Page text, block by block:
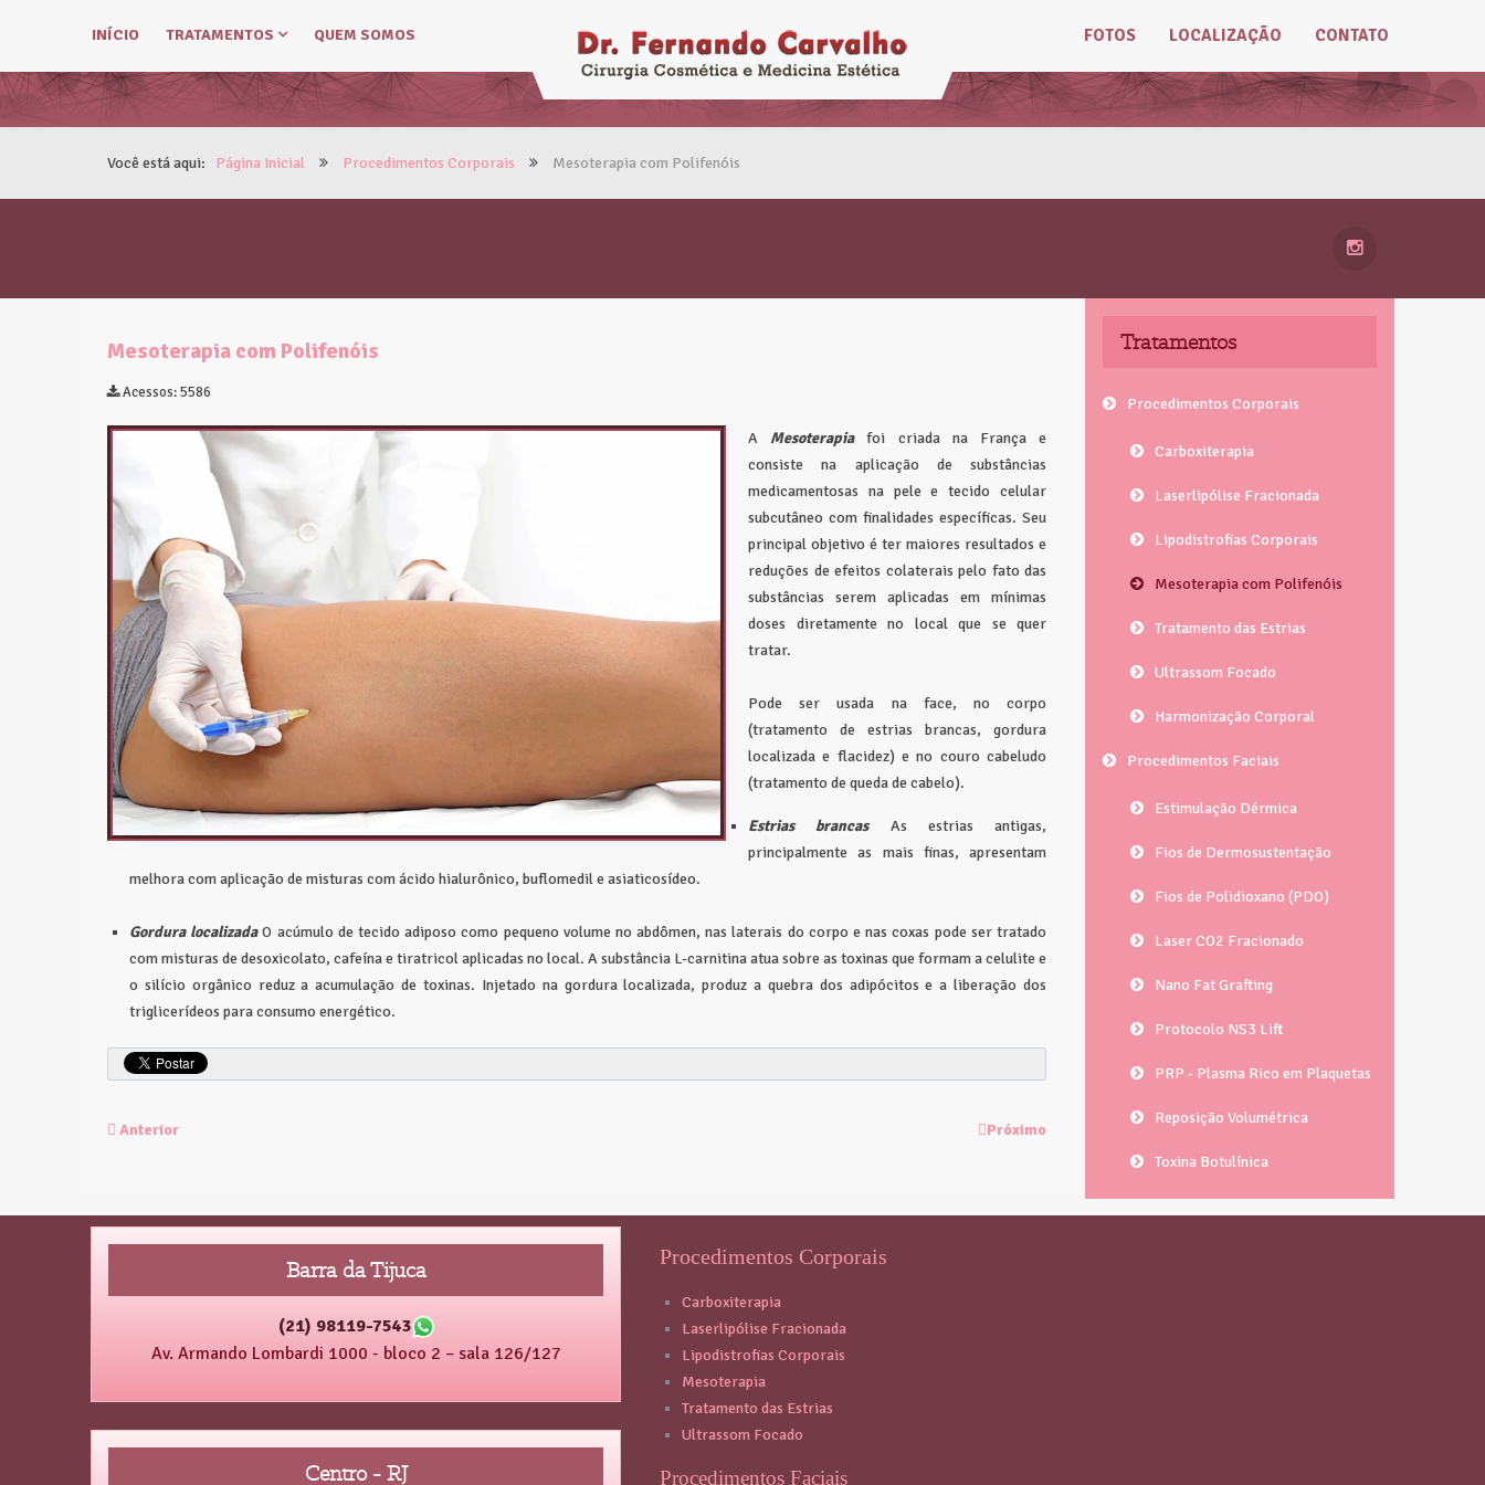
INÍCIO TRATAMENTOS QUEM SOMOS FOTOS LOCALIZAÇÃO CONTATO
Você está aqui: Página Inicial Procedimentos Corporais Mesoterapia com Polifenóis
Mesoterapia com Polifenóis
Acessos: 5586
A Mesoterapiafoi criada na França e
consiste na aplicação de substâncias
medicamentosas na pele e tecido celular
subcutâneo com finalidades específicas. Seu
principal objetivo é ter maiores resultados e
reduções de efeitos colaterais pelo fato das
substâncias serem aplicadas em mínimas
doses diretamente no local que se quer
tratar.
Pode ser usada na face, no corpo
(tratamento de estrias brancas, gordura
localizada e flacidez) e no couro cabeludo
(tratamento de queda de cabelo).
Estrias brancasAs estrias antigas,
principalmente as mais finas, apresentam
melhora com aplicação de misturas com ácido hialurônico, buflomedil e asiaticosídeo.
Gordura localizadaO acúmulo de tecido adiposo como pequeno volume no abdômen, nas laterais do corpo e nas coxas pode ser tratado
com misturas de desoxicolato, cafeína e tiratricol aplicadas no local. A substância L-carnitina atua sobre as toxinas que formam a celulite e
o silício orgânico reduz a acumulação de toxinas. Injetado na gordura localizada, produz a quebra dos adipócitos e a liberação dos
triglicerídeos para consumo energético.
Anterior Próximo
Tratamentos
Procedimentos Corporais
Carboxiterapia
Laserlipólise Fracionada
Lipodistrofias Corporais
Mesoterapia com Polifenóis
Tratamento das Estrias
Ultrassom Focado
Harmonização Corporal
Procedimentos Faciais
Estimulação Dérmica
Fios de Dermosustentação
Fios de Polidioxano (PDO)
Laser CO2 Fracionado
Nano Fat Grafting
Protocolo NS3 Lift
PRP - Plasma Rico em Plaquetas
Reposição Volumétrica
Toxina Botulínica
Barra da Tijuca
(21) 98119-7543
Av. Armando Lombardi 1000 - bloco 2 – sala 126/127
Centro - RJ
Procedimentos Corporais
Carboxiterapia
Laserlipólise Fracionada
Lipodistrofias Corporais
Mesoterapia
Tratamento das Estrias
Ultrassom Focado
Procedimentos Faciais